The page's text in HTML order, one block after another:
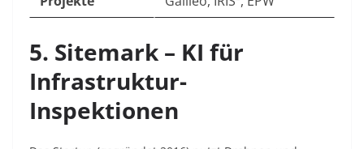
5. Sitemark – KI für
Infrastruktur-
Inspektionen